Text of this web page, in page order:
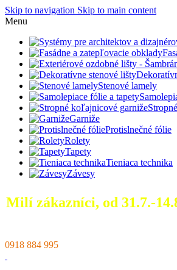
Skip to navigation Skip to main content
Menu
Stenové lamely
Garniže
Protislnečné fólie
Rolety
Tapety
Tieniaca technika
Závesy
Milí zákazníci, od 31.7.-
0918 884 995